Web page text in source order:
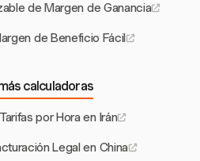
de Margen de Ganancia
de Beneficio Fácil
calculadoras
por Hora en Irán
Legal en China